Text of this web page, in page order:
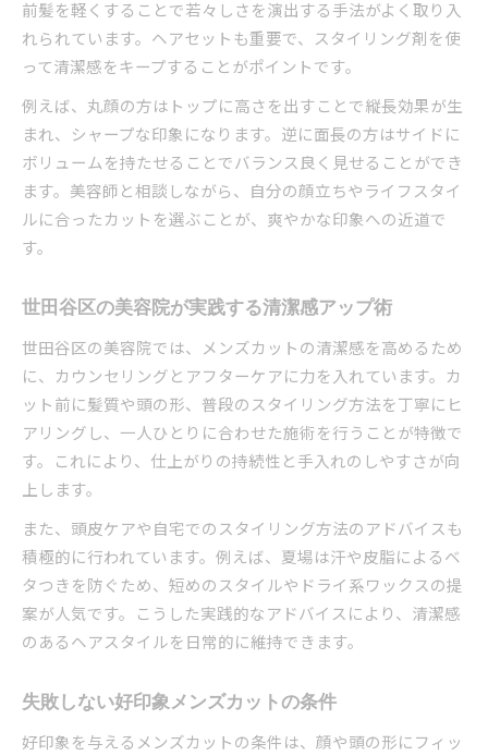
前髪を軽くすることで若々しさを演出する手法がよく取り入
れられています。ヘアセットも重要で、スタイリング剤を使
って清潔感をキープすることがポイントです。
例えば、丸顔の方はトップに高さを出すことで縦長効果が生
まれ、シャープな印象になります。逆に面長の方はサイドに
ボリュームを持たせることでバランス良く見せることができ
ます。美容師と相談しながら、自分の顔立ちやライフスタイ
ルに合ったカットを選ぶことが、爽やかな印象への近道で
す。
世田谷区の美容院が実践する清潔感アップ術
世田谷区の美容院では、メンズカットの清潔感を高めるため
に、カウンセリングとアフターケアに力を入れています。カ
ット前に髪質や頭の形、普段のスタイリング方法を丁寧にヒ
アリングし、一人ひとりに合わせた施術を行うことが特徴で
す。これにより、仕上がりの持続性と手入れのしやすさが向
上します。
また、頭皮ケアや自宅でのスタイリング方法のアドバイスも
積極的に行われています。例えば、夏場は汗や皮脂によるベ
タつきを防ぐため、短めのスタイルやドライ系ワックスの提
案が人気です。こうした実践的なアドバイスにより、清潔感
のあるヘアスタイルを日常的に維持できます。
失敗しない好印象メンズカットの条件
好印象を与えるメンズカットの条件は、顔や頭の形にフィッ